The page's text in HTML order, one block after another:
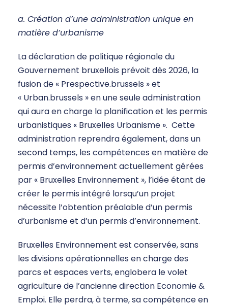
a. Création d’une administration unique en
matière d’urbanisme
La déclaration de politique régionale du
Gouvernement bruxellois prévoit dès 2026, la
fusion de « Prespective.brussels » et
« Urban.brussels » en une seule administration
qui aura en charge la planification et les permis
urbanistiques « Bruxelles Urbanisme ». Cette
administration reprendra également, dans un
second temps, les compétences en matière de
permis d’environnement actuellement gérées
par « Bruxelles Environnement », l’idée étant de
créer le permis intégré lorsqu’un projet
nécessite l’obtention préalable d’un permis
d’urbanisme et d’un permis d’environnement.
Bruxelles Environnement est conservée, sans
les divisions opérationnelles en charge des
parcs et espaces verts, englobera le volet
agriculture de l’ancienne direction Economie &
Emploi. Elle perdra, à terme, sa compétence en